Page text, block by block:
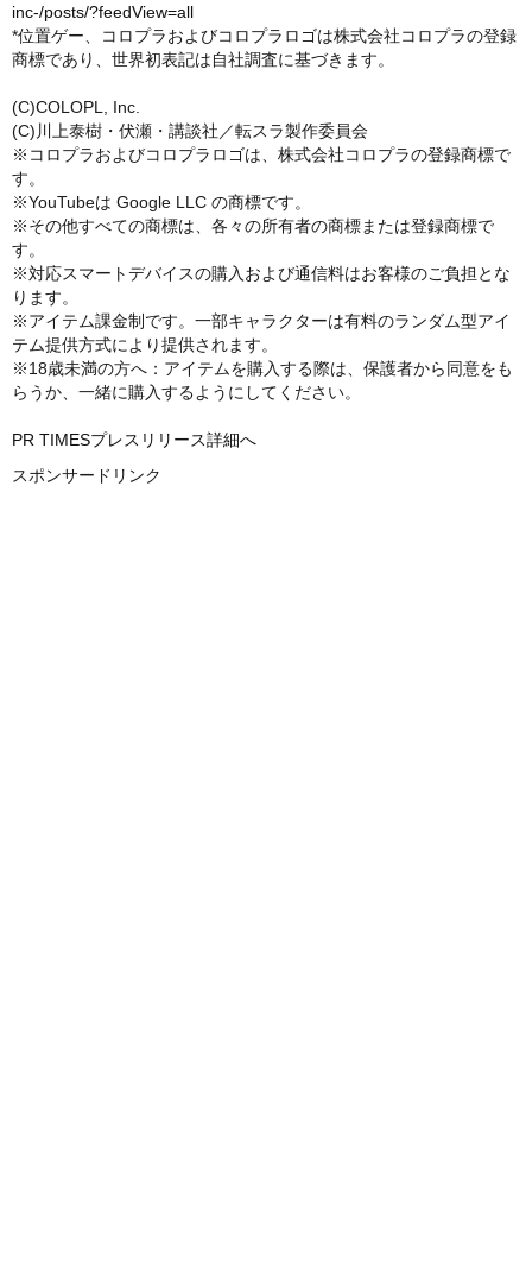
inc-/posts/?feedView=all
*位置ゲー、コロプラおよびコロプラロゴは株式会社コロプラの登録
商標であり、世界初表記は自社調査に基づきます。
(C)COLOPL, Inc.
(C)川上泰樹・伏瀬・講談社／転スラ製作委員会
※コロプラおよびコロプラロゴは、株式会社コロプラの登録商標で
す。
※YouTubeは Google LLC の商標です。
※その他すべての商標は、各々の所有者の商標または登録商標で
す。
※対応スマートデバイスの購入および通信料はお客様のご負担とな
ります。
※アイテム課金制です。一部キャラクターは有料のランダム型アイ
テム提供方式により提供されます。
※18歳未満の方へ：アイテムを購入する際は、保護者から同意をも
らうか、一緒に購入するようにしてください。
PR TIMESプレスリリース詳細へ
スポンサードリンク